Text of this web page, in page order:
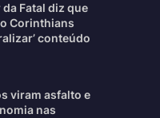
Fatal diz que
Corinthians
conteúdo
viram asfalto e
nas